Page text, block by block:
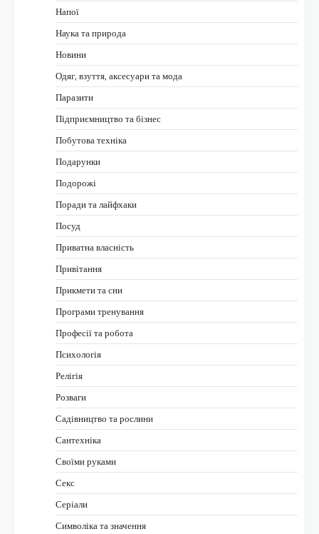
Напої
Наука та природа
Новини
Одяг, взуття, аксесуари та мода
Паразити
Підприємництво та бізнес
Побутова техніка
Подарунки
Подорожі
Поради та лайфхаки
Посуд
Приватна власність
Привітання
Прикмети та сни
Програми тренування
Професії та робота
Психологія
Релігія
Розваги
Садівництво та рослини
Сантехніка
Своїми руками
Секс
Серіали
Символіка та значення